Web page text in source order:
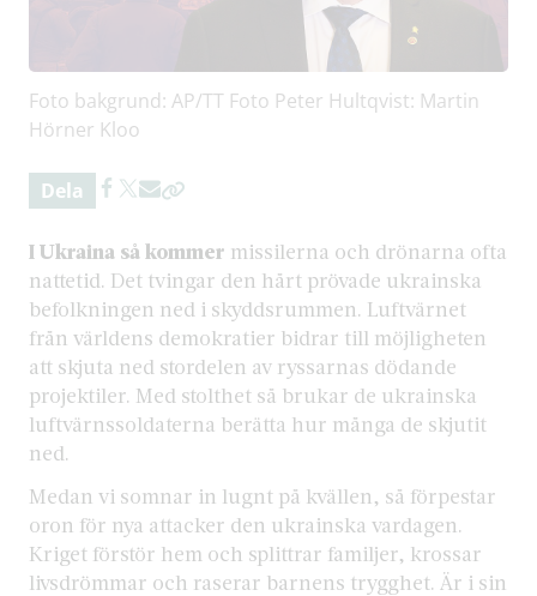
Foto bakgrund: AP/TT Foto Peter Hultqvist: Martin
Hörner Kloo
Dela
I Ukraina så kommer missilerna och drönarna ofta
nattetid. Det tvingar den hårt prövade ukrainska
befolkningen ned i skyddsrummen. Luftvärnet
från världens demokratier bidrar till möjligheten
att skjuta ned stordelen av ryssarnas dödande
projektiler. Med stolthet så brukar de ukrainska
luftvärnssoldaterna berätta hur många de skjutit
ned.
Medan vi somnar in lugnt på kvällen, så förpestar
oron för nya attacker den ukrainska vardagen.
Kriget förstör hem och splittrar familjer, krossar
livsdrömmar och raserar barnens trygghet. Är i sin